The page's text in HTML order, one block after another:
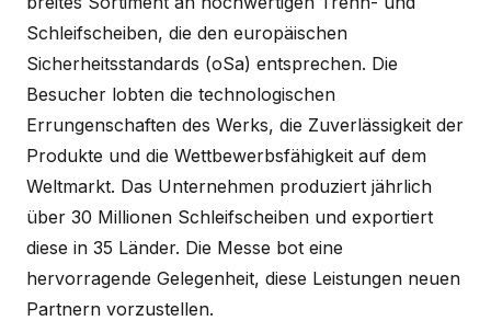
Schleifscheiben, die den europäischen
Sicherheitsstandards (oSa) entsprechen. Die
Besucher lobten die technologischen
Errungenschaften des Werks, die Zuverlässigkeit der
Produkte und die Wettbewerbsfähigkeit auf dem
Weltmarkt. Das Unternehmen produziert jährlich
über 30 Millionen Schleifscheiben und exportiert
diese in 35 Länder. Die Messe bot eine
hervorragende Gelegenheit, diese Leistungen neuen
Partnern vorzustellen.